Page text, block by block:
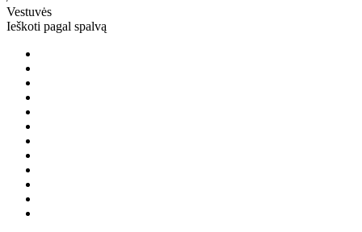
Vestuvės
Ieškoti pagal spalvą